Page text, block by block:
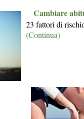
Cambiare
23 fattori di
(Continua)